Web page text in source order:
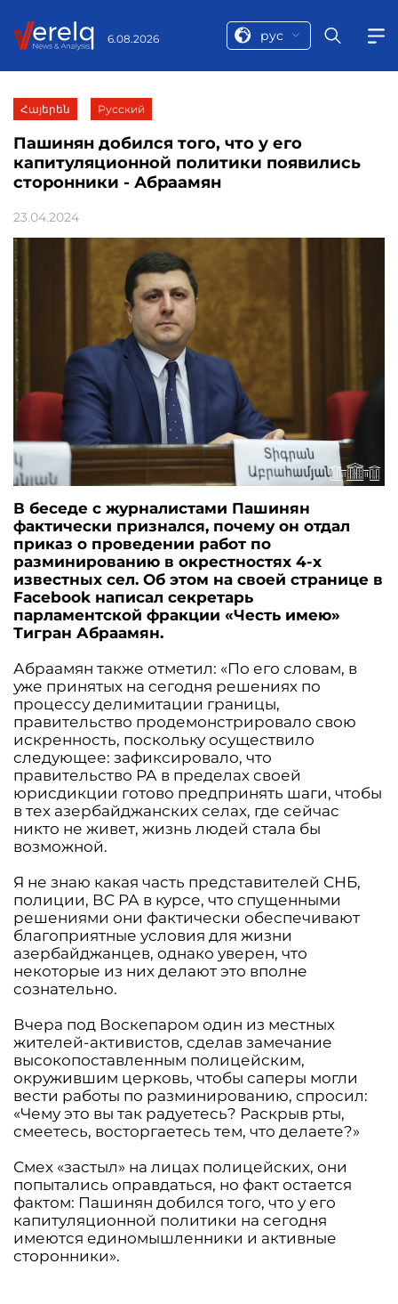
6.08.2026 рус
Հայերեն Русский
Пашинян добился того, что у его
капитуляционной политики появились
сторонники - Абраамян
23.04.2024
В беседе с журналистами Пашинян
фактически признался, почему он отдал
приказ о проведении работ по
разминированию в окрестностях 4-х
известных сел. Об этом на своей странице в
Facebook написал секретарь
парламентской фракции «Честь имею»
Тигран Абраамян.
Абраамян также отметил: «По его словам, в
уже принятых на сегодня решениях по
процессу делимитации границы,
правительство продемонстрировало свою
искренность, поскольку осуществило
следующее: зафиксировало, что
правительство РА в пределах своей
юрисдикции готово предпринять шаги, чтобы
в тех азербайджанских селах, где сейчас
никто не живет, жизнь людей стала бы
возможной.
Я не знаю какая часть представителей СНБ,
полиции, ВС РА в курсе, что спущенными
решениями они фактически обеспечивают
благоприятные условия для жизни
азербайджанцев, однако уверен, что
некоторые из них делают это вполне
сознательно.
Вчера под Воскепаром один из местных
жителей-активистов, сделав замечание
высокопоставленным полицейским,
окружившим церковь, чтобы саперы могли
вести работы по разминированию, спросил:
«Чему это вы так радуетесь? Раскрыв рты,
смеетесь, восторгаетесь тем, что делаете?»
Смех «застыл» на лицах полицейских, они
попытались оправдаться, но факт остается
фактом: Пашинян добился того, что у его
капитуляционной политики на сегодня
имеются единомышленники и активные
сторонники».